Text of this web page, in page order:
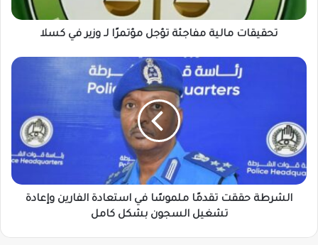
كسلا
تحقيقات مالية مفاجئة تؤجل مؤتمرًا لـ وزير في كسلا
الشرطة
في
استعادة
الفارين
وإعادة
تشغيل
السجون
الشرطة حققت تقدمًا ملموسًا في استعادة الفارين وإعادة
تشغيل السجون بشكل كامل